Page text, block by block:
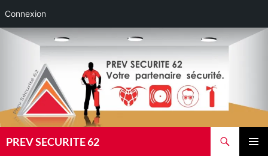
Connexion
Aller
PREV SECURITE 62